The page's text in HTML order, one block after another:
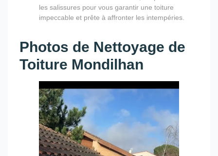
les salissures pour vous garantir une toiture
impeccable et prête à affronter les intempéries.
Photos de Nettoyage de
Toiture Mondilhan